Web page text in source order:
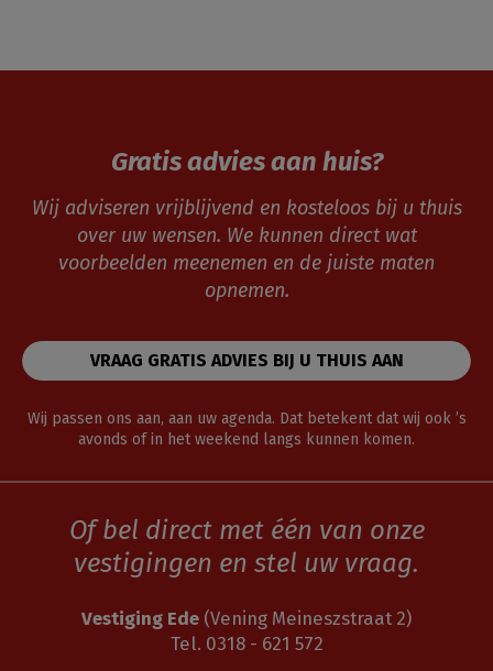
Gratis advies aan huis?
Wij adviseren vrijblijvend en kosteloos bij u thuis
over uw wensen. We kunnen direct wat
voorbeelden meenemen en de juiste maten
opnemen.
VRAAG GRATIS ADVIES BIJ U THUIS AAN
Wij passen ons aan, aan uw agenda. Dat betekent dat wij ook ’s
avonds of in het weekend langs kunnen komen.
Of bel direct met één van onze
vestigingen en stel uw vraag.
Vestiging Ede (Vening Meineszstraat 2)
Tel. 0318 - 621 572